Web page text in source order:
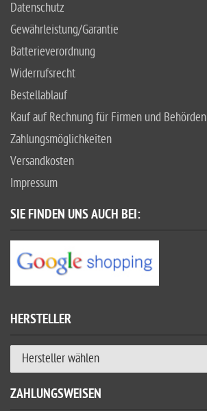
Datenschutz
Gewährleistung/Garantie
Batterieverordnung
Widerrufsrecht
Bestellablauf
Kauf auf Rechnung für Firmen und Behörden
Zahlungsmöglichkeiten
Versandkosten
Impressum
SIE FINDEN UNS AUCH BEI:
HERSTELLER
Hersteller wählen
ZAHLUNGSWEISEN